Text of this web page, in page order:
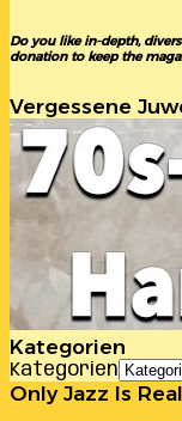
Do you like in-depth,
donation to keep the
Vergessene
Kategorien
Kategorien
Only Jazz Is Real